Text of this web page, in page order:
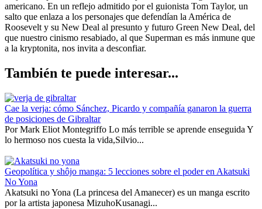
americano. En un reflejo admitido por el guionista Tom Taylor, un
salto que enlaza a los personajes que defendían la América de
Roosevelt y su New Deal al presunto y futuro Green New Deal, del
que nuestro cinismo resabiado, al que Superman es más inmune que
a la kryptonita, nos invita a desconfiar.
También te puede interesar...
Cae la verja: cómo Sánchez, Picardo y compañía ganaron la guerra
de posiciones de Gibraltar
Por Mark Eliot Montegriffo Lo más terrible se aprende enseguida Y
lo hermoso nos cuesta la vida,Silvio...
Geopolítica y shôjo manga: 5 lecciones sobre el poder en Akatsuki
No Yona
Akatsuki no Yona (La princesa del Amanecer) es un manga escrito
por la artista japonesa MizuhoKusanagi...